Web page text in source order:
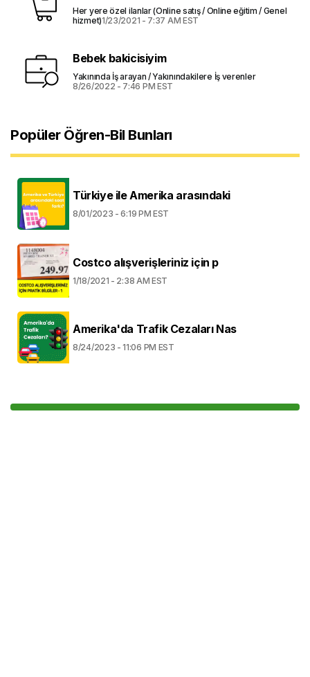
Her yere özel ilanlar (Online satış / Online eğitim / Genel
hizmet)1/23/2021 - 7:37 AM EST
Bebek bakicisiyim
Yakınında İş arayan / Yakınındakilere İş verenler
8/26/2022 - 7:46 PM EST
Popüler Öğren-Bil Bunları
Türkiye ile Amerika arasındaki
8/01/2023 - 6:19 PM EST
Costco alışverişleriniz için p
1/18/2021 - 2:38 AM EST
Amerika'da Trafik Cezaları Nas
8/24/2023 - 11:06 PM EST